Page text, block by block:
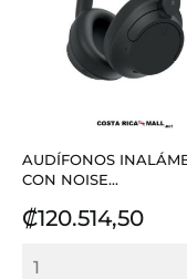
AUDÍFONOS
CON NOISE...
Precio
₡120.514,50